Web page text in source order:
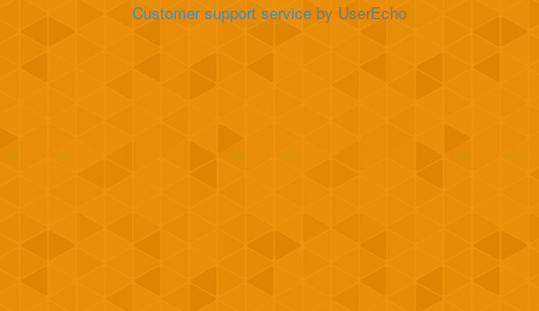
Customer support service by UserEcho